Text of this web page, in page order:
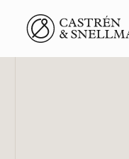
Front page